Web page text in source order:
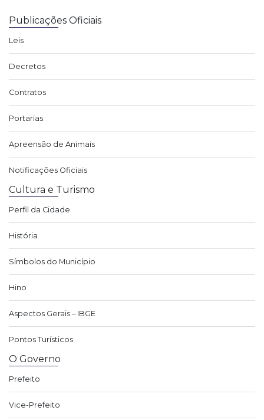
Publicações Oficiais
Leis
Decretos
Contratos
Portarias
Apreensão de Animais
Notificações Oficiais
Cultura e Turismo
Perfil da Cidade
História
Símbolos do Município
Hino
Aspectos Gerais – IBGE
Pontos Turísticos
O Governo
Prefeito
Vice-Prefeito